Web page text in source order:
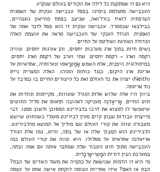
היא גם זו שמתקנת כל לילה את הקורים בעולם שנקרע.
העכבישה מתגלמת בימינו בפסל עכבישה ענקית של האמנית
הצרפתיה לואיז בורז'ואה, שניצב בפתח מוזיאון גוגנהיים,
בבילבאו שבספרד. עכבישה ענקית זו הוא פסל לזכר אמה של
האמנית. הגודל הענקי של העכבישה מראה את עוצמת האלה
הגדולה האורגת ושולטת על החיים.
נשים חיות בתוך ארג מערכות יחסים, והן אורגות יחסים. טוויה
רקמה וארג – רקמת יחסים. שתי וערב של רקמת וארג יחסים.
במיתולוגיה היפנית, אלת השמש אָמָטֵרָאסוּּ ונערותיה, אחראיות על
אריגת ארג היקום, כנגד כוחות התוהו. האלה המצרית ניית
(Neith) יצרה את כל העולם ואת כל היצורים החיים בו כמרבד על
נול אריגתה.
ביוון היו אלה שלוש אלות הגורל שטווות, מקיימות וגוזרות את
חוט החיים. אָרִיאָדְנֶה מעניקה לאהובה תזאוס את סליל החוטים
שיאפשר לו למצוא את דרכו בלבירינט המסוכן ולשוב ממנו. דבי
מייצרת עבודות שבהן קיים מעין לבירינט מעגלי כשהחוט שיוצא
מטבורה טווה את קורי העולם וגם מוליך אל המוצא מהלבירינט.
הלבירינט הוא המבוך שלה או של בתה, והיא, כמו אלת הגורל
אריאדנה אחראית על מסלולו. היא טווה את קורי העולם כמו
העכבישה מתוך חוט הטבור שלה שמחבר אותה עם אמה ובתה,
במערכת הבין דורית המָטְרִיאָרְכָלִית.
מי היא זו הדמות שנושאת על כתפיה את מעגל השדים של הבת?
הבת או האם? איזו אחריות עצומה לוקחת אישה אחת על עצמה